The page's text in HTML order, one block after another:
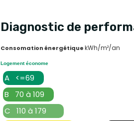
Diagnostic de
Consomation énergétiquekWh/m²/an
Logement économe
A <=69
B 70 à 109
C 110 à 179